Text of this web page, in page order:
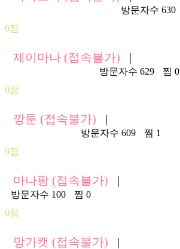
방문자수 630
0점
제이마나 (접속불가) |
방문자수 629
찜 0
0점
깡툰 (접속불가) |
방문자수 609
찜 1
0점
마나팡 (접속불가) |
방문자수 100
찜 0
0점
망가캣 (접속불가) |